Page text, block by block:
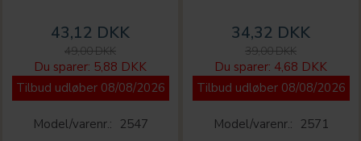
43,12 DKK
49,00 DKK
Du sparer: 5,88 DKK
Tilbud udløber 08/08/2026
Model/varenr.: 2547
34,32 DKK
39,00 DKK
Du sparer: 4,68 DKK
Tilbud udløber 08/08/2026
Model/varenr.: 2571